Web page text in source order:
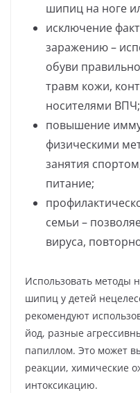
шипиц на ноге
исключение
заражению –
обуви
травм кожи,
носителями ВПЧ;
повышение
физическими
занятия
питание;
семьи –
вируса,
Использовать методы
шипиц у детей
рекомендуют
йод, разные
папиллом. Это может
реакции, химические
интоксикацию.